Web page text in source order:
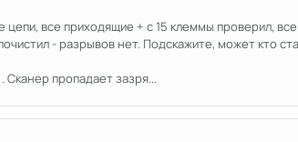
все приходящие + с 15 клеммы проверил,
- разрывов нет. Подскажите, может кто
пропадает зазря...